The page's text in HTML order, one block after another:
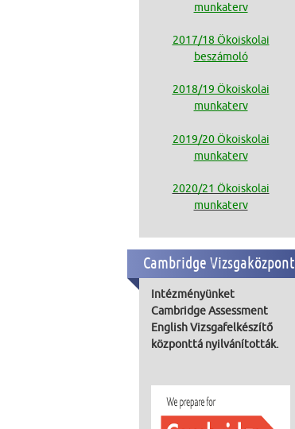
munkaterv
2017/18 Ökoiskolai
beszámoló
2018/19 Ökoiskolai
munkaterv
2019/20 Ökoiskolai
munkaterv
2020/21 Ökoiskolai
munkaterv
Cambridge Vizsgaközpont
Intézményünket
Cambridge Assessment
English Vizsgafelkészítő
központtá nyilvánították.